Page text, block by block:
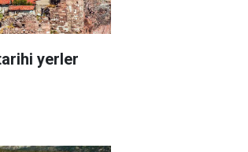
yerler